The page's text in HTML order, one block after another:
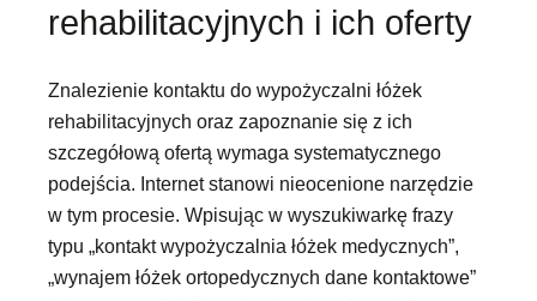
rehabilitacyjnych i ich oferty
Znalezienie kontaktu do wypożyczalni łóżek
rehabilitacyjnych oraz zapoznanie się z ich
szczegółową ofertą wymaga systematycznego
podejścia. Internet stanowi nieocenione narzędzie
w tym procesie. Wpisując w wyszukiwarkę frazy
typu „kontakt wypożyczalnia łóżek medycznych”,
„wynajem łóżek ortopedycznych dane kontaktowe”